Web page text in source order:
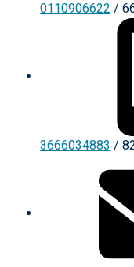
0110906622 /
3666034883 /